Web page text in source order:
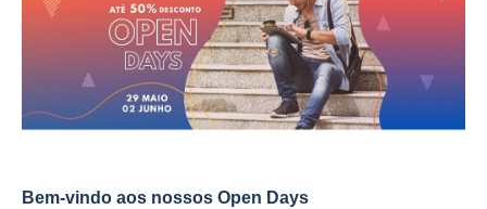
Bem-vindo aos nossos Open Days